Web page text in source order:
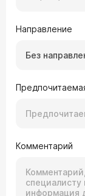
Направление
Без
Комментарий